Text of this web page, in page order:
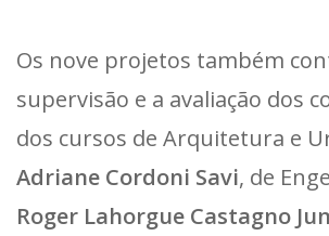
Os nove projetos também
supervisão e a avaliação dos
dos cursos de Arquitetura e
Adriane Cordoni Savi, de
Roger Lahorgue Castagno